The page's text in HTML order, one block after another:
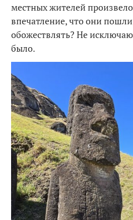
местных жителей
впечатление, что они
обожествлять? Не
было.